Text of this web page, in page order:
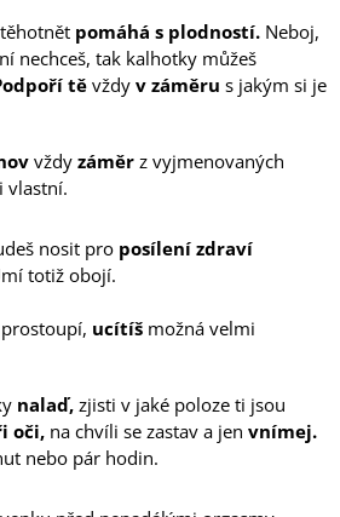
pomáhá s plodností. Neboj,
nechceš, tak kalhotky můžeš
tě vždy v záměru s jakým si je
vždy záměr z vyjmenovaných
vlastní.
nosit pro posílení zdraví
totiž obojí.
ucítíš možná velmi
nalaď, zjisti v jaké poloze ti jsou
oči, na chvíli se zastav a jen vnímej.
nebo pár hodin.